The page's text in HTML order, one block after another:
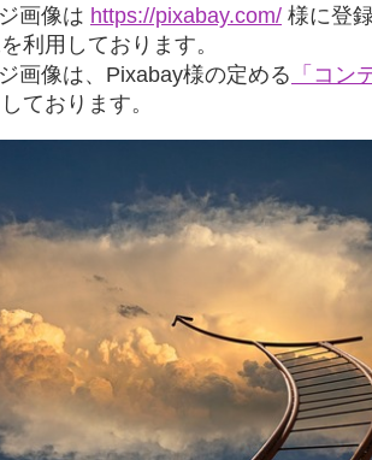
画像は https://pixabay.com/ 様に登
利用しております。
画像は、Pixabay様の定める 「コン
ております。